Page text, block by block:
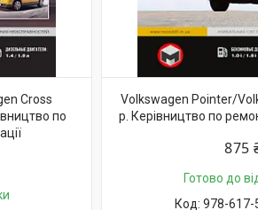
Cross
по
Volkswagen Pointer/
р. Керівництво по
875
Готово до
978-617-